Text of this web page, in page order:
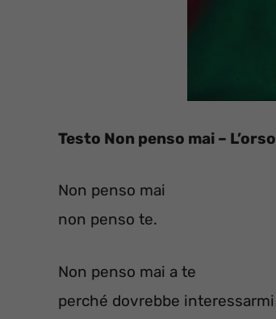
Testo Non penso mai – L’orso
Non penso mai
non penso te.
Non penso mai a te
perché dovrebbe interessarmi